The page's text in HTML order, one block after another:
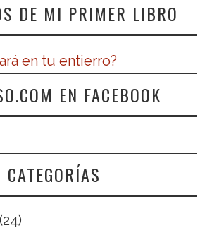
DE MI PRIMER LIBRO
EN FACEBOOK
CATEGORÍAS
(24)